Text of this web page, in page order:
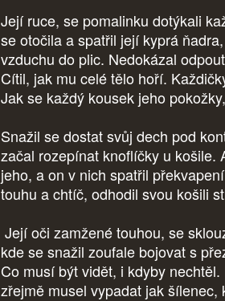
Její ruce, se pomalinku dotýkali
se otočila a spatřil její kyprá
vzduchu do plic. Nedokázal
Cítil, jak mu celé tělo hoří.
Jak se každý kousek jeho
Snažil se dostat svůj dech pod
začal rozepínat knoflíčky u košile.
jeho, a on v nich spatřil
touhu a chtíč, odhodil svou košili
Její oči zamžené touhou, se
kde se snažil zoufale bojovat s
Co musí být vidět, i kdyby
zřejmě musel vypadat jak šílenec,